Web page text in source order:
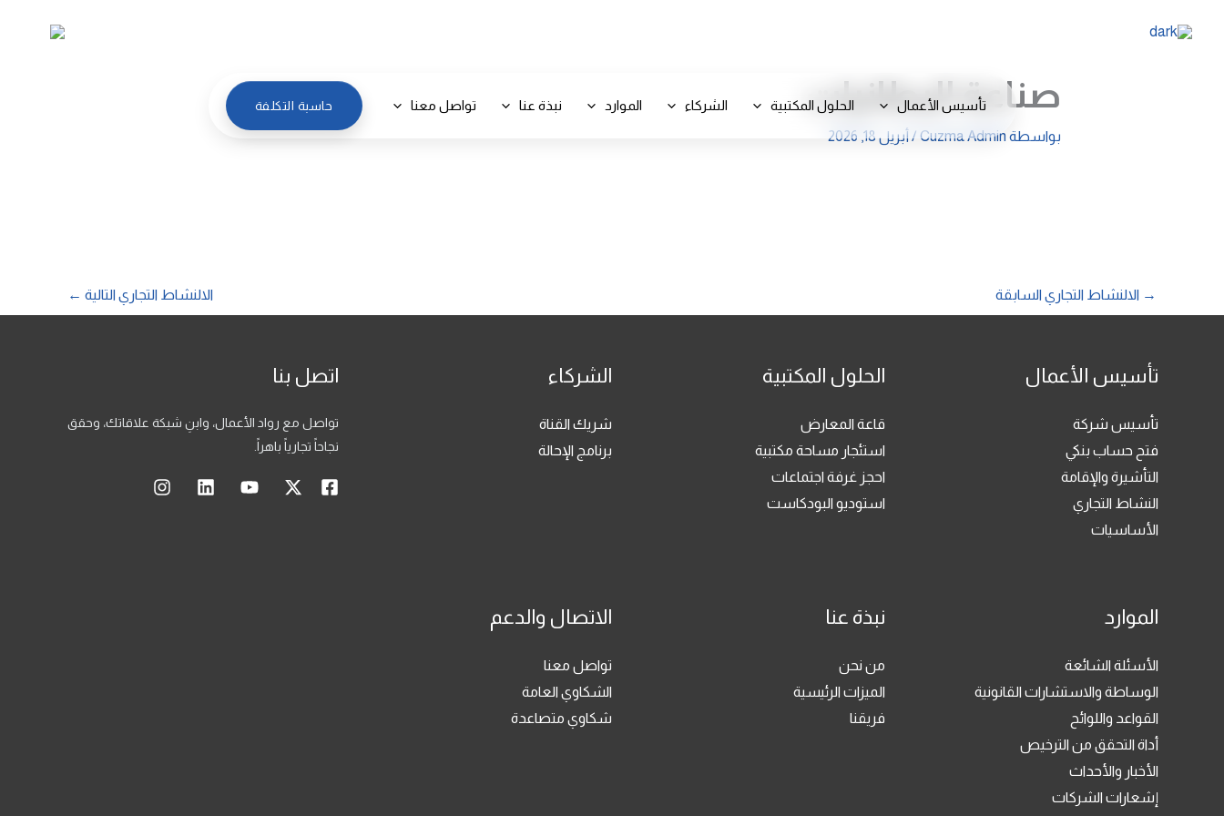
تأسيس الأعمال الحلول المكتبية الشركاء الموارد نبذة عنا تواصل معنا حاسبة التكلفة صناعة البطانيات
بواسطة Cuzma Admin
/ أبريل 18, 2026
→ الالنشاط التجاري السابقة الالنشاط التجاري التالية ←
تأسيس الأعمال
تأسيس شركة
فتح حساب بنكي
التأشيرة والإقامة
النشاط التجاري
الأساسيات
الحلول المكتبية
قاعة المعارض
استئجار مساحة مكتبية
احجز غرفة اجتماعات
استوديو البودكاست
الشركاء
شريك القناة
برنامج الإحالة
اتصل بنا
تواصل مع رواد الأعمال، وابنِ شبكة علاقاتك، وحقق
نجاحاً تجارياً باهراً.
الموارد
الأسئلة الشائعة
الوساطة والاستشارات القانونية
القواعد واللوائح
أداة التحقق من الترخيص
الأخبار والأحداث
إشعارات الشركات
نبذة عنا
من نحن
الميزات الرئيسية
فريقنا
الاتصال والدعم
تواصل معنا
الشكاوي العامة
شكاوي متصاعدة